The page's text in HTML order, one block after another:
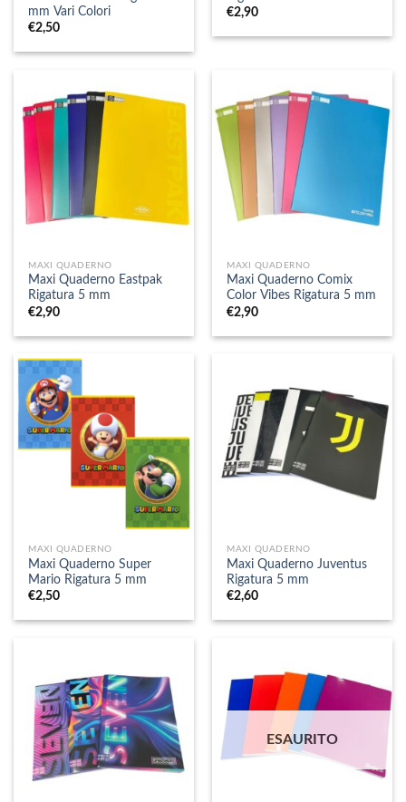
mm Vari Colori
€2,50
€2,90
MAXI QUADERNO
Maxi Quaderno Eastpak
Rigatura 5 mm
€2,90
MAXI QUADERNO
Maxi Quaderno Comix
Color Vibes Rigatura 5 mm
€2,90
MAXI QUADERNO
Maxi Quaderno Super
Mario Rigatura 5 mm
€2,50
MAXI QUADERNO
Maxi Quaderno Juventus
Rigatura 5 mm
€2,60
ESAURITO